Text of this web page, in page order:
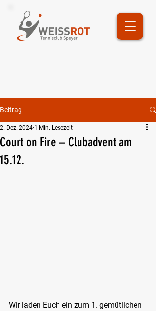
Beitrag
Court on Fire – Clubadvent am
15.12.
2. Dez. 2024 1 Min. Lesezeit
Wir laden Euch ein zum 1. gemütlichen